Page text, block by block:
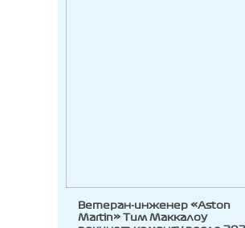
Ветеран-инженер «Aston
Martin» Тим Маккалоу